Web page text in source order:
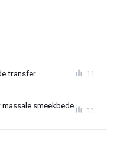
transfer 11
smeekbede
11